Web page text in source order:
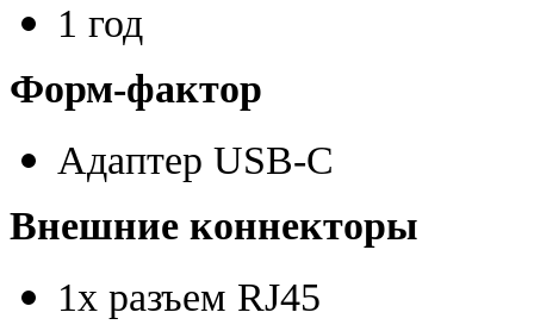
1 год
Форм-фактор
Адаптер USB-С
Внешние коннекторы
1х разъем RJ45